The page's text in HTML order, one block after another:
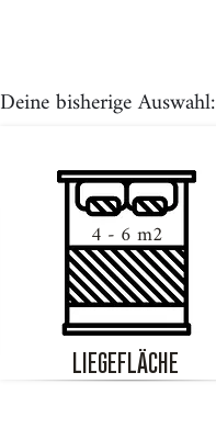
Deine bisherige Auswahl:
4 - 6 m2
LIEGEFLÄCHE